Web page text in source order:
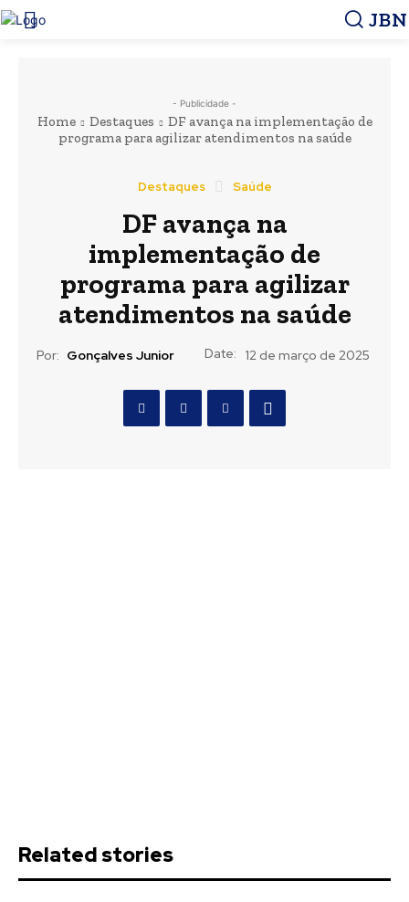
JBN
- Publicidade -
Home Destaques
DF avança na implementação de
programa para agilizar atendimentos na saúde
Destaques Saúde
DF avança na
implementação de
programa para agilizar
atendimentos na saúde
Por: Gonçalves Junior Date: 12 de março de 2025
Related stories